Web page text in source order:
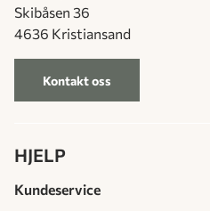
Skibåsen 36
4636 Kristiansand
Kontakt oss
HJELP
Kundeservice